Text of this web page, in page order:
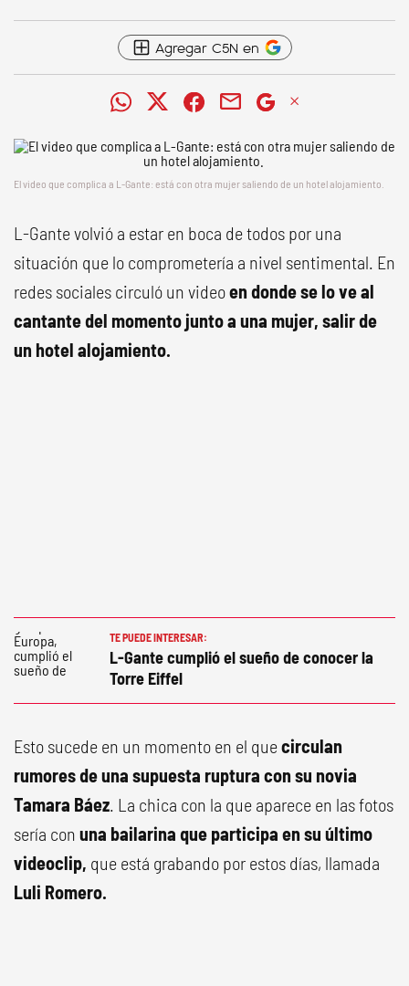
Agregar C5N en
El video que complica a L-Gante: está con otra mujer saliendo de un hotel alojamiento.
L-Gante volvió a estar en boca de todos por una
situación que lo comprometería a nivel sentimental. En
redes sociales circuló un videoen donde se lo ve al
cantante del momento junto a una mujer, salir de
un hotel alojamiento.
TE PUEDE INTERESAR:
L-Gante cumplió el sueño de conocer la
Torre Eiffel
Esto sucede en un momento en el quecirculan
rumores de una supuesta ruptura con su novia
Tamara Báez. La chica con la que aparece en las fotos
sería con una bailarina que participa en su último
videoclip, que está grabando por estos días, llamada
Luli Romero.